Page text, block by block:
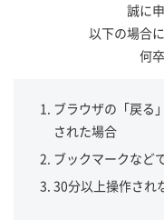
誠に
以下の場合
何
ブラウザの「戻る
された場合
ブックマークなど
30分以上操作され